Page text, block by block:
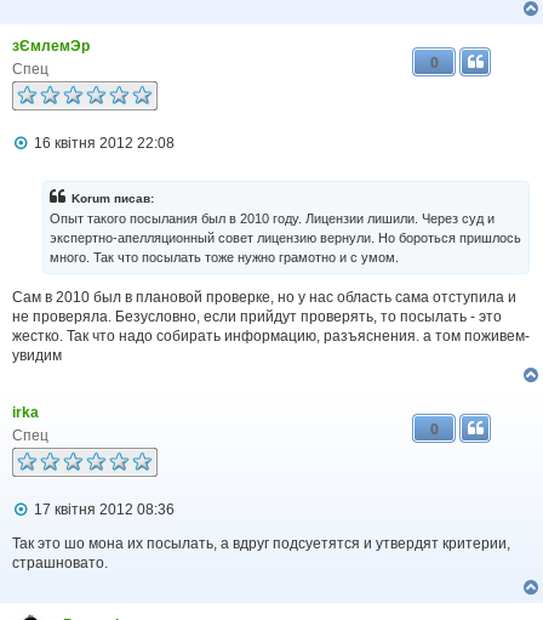
е
н
н
я
зЄмлемЭр
Спец
0
П
н
н
я
16 квітня 2012 22:08
Korum писав:
Опыт такого посылания был в 2010 году. Лицензии лишили. Через суд и
экспертно-апелляционный совет лицензию вернули. Но бороться пришлось
много. Так что посылать тоже нужно грамотно и с умом.
Сам в 2010 был в плановой проверке, но у нас область сама отступила и
не проверяла. Безусловно, если прийдут проверять, то посылать - это
жестко. Так что надо собирать информацию, разъяснения. а том поживем-
увидим
irka
Спец
0
П
в
і
м
17 квітня 2012 08:36
Так это шо мона их посылать, а вдруг подсуетятся и утвердят критерии,
страшновато.